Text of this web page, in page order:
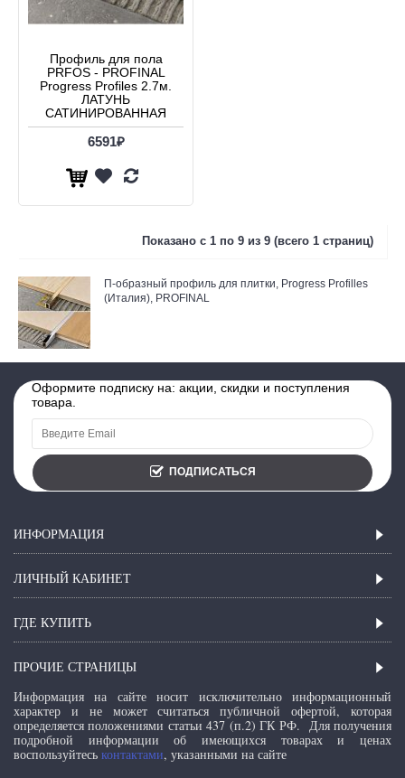
Профиль для пола
PRFOS - PROFINAL
Progress Profiles 2.7м.
ЛАТУНЬ
САТИНИРОВАННАЯ
6591₽
Показано с 1 по 9 из 9 (всего 1 страниц)
П-образный профиль для плитки, Progress Profilles
(Италия), PROFINAL
Оформите подписку на: акции, скидки и поступления
товара.
ПОДПИСАТЬСЯ
ИНФОРМАЦИЯ
ЛИЧНЫЙ КАБИНЕТ
ГДЕ КУПИТЬ
ПРОЧИЕ СТРАНИЦЫ
Информация на сайте носит исключительно информационный
характер и не может считаться публичной офертой, которая
определяется положениями статьи 437 (п.2) ГК РФ. Для получения
подробной информации об имеющихся товарах и ценах
воспользуйтесь контактами, указанными на сайте